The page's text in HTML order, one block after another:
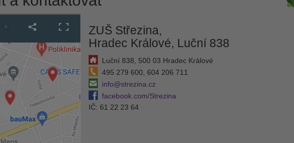
ZUŠ Střezina,
Hradec Králové, Luční 838
Luční 838, 500 03 Hradec Králové
495 279 600, 604 206 711
info@strezina.cz
facebook.com/Strezina
IČ: 61 22 23 64